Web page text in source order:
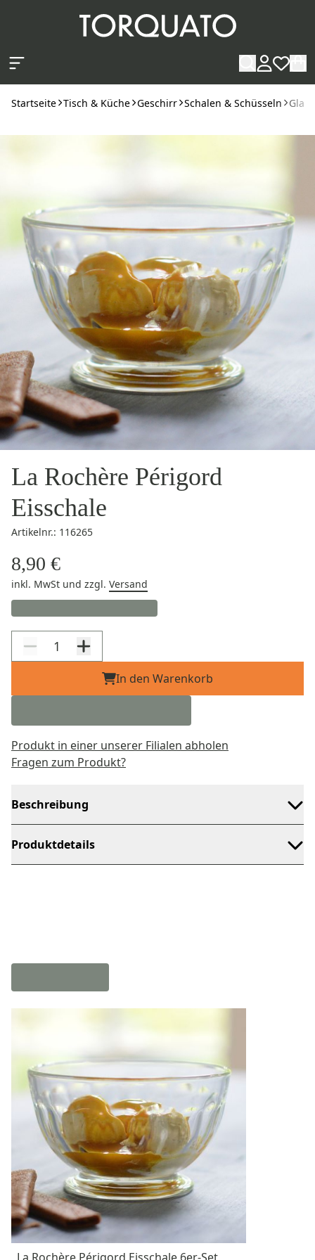
Startseite Tisch & Küche Geschirr Schalen & Schüsseln Glas
La Rochère Périgord
Eisschale
Artikelnr.: 116265
8,90 €
inkl. MwSt und zzgl. Versand
In den Warenkorb
Produkt in einer unserer Filialen abholen
Fragen zum Produkt?
Beschreibung
Produktdetails